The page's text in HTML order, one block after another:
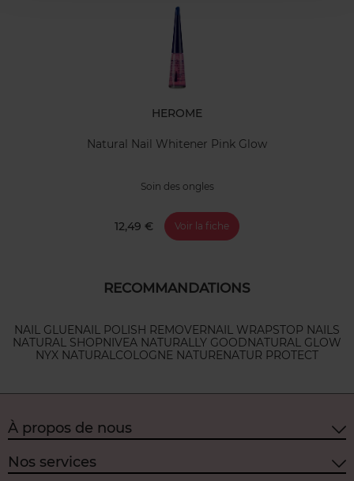
HEROME
Natural Nail Whitener Pink Glow
Soin des ongles
12,49 € Voir la fiche
RECOMMANDATIONS
NAIL GLUENAIL POLISH REMOVER NAIL WRAPSTOP NAILS
NATURAL SHOP NIVEA NATURALLY GOOD NATURAL GLOW
NYX NATURALCOLOGNE NATURENATUR PROTECT
À propos de nous
Nos services